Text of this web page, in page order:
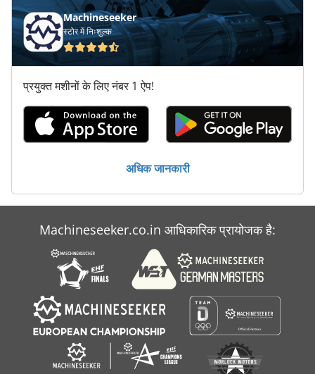
मरने के कास्टिंग मशीन
मशीन वाइस 200 मिमी
वाइस 200 एमएम
सफाई उपकरण
स् पेक् टर तकनीक
Machineseeker
स्टोर में निःशुल्क
प्रयुक्त मशीनों के लिए नंबर 1 ऐप!
अधिक जानकारी
Machineseeker.co.in आधिकारिक प्रायोजक है: